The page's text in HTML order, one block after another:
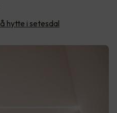
hytte i setesdal